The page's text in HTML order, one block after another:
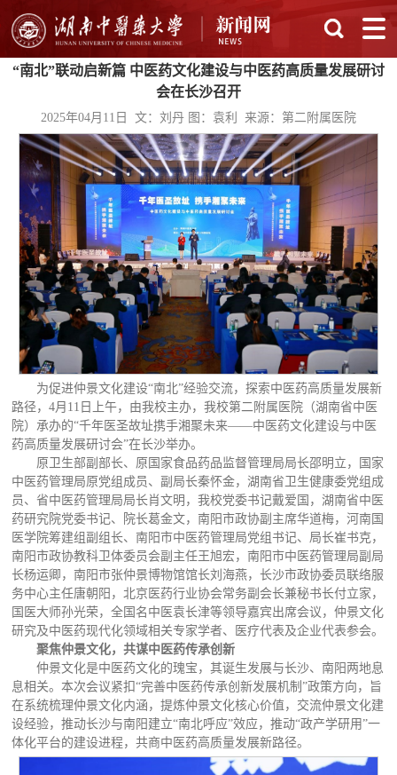
“南北”联动启新篇 中医药文化建设与中医药高质量发展研讨
会在长沙召开
2025年04月11日 文：刘丹 图：袁利 来源：第二附属医院
为促进仲景文化建设“南北”经验交流，探索中医药高质量发展新
路径，4月11日上午，由我校主办，我校第二附属医院（湖南省中医
院）承办的“千年医圣故址携手湘聚未来——中医药文化建设与中医
药高质量发展研讨会”在长沙举办。
原卫生部副部长、原国家食品药品监督管理局局长邵明立，国家
中医药管理局原党组成员、副局长秦怀金，湖南省卫生健康委党组成
员、省中医药管理局局长肖文明，我校党委书记戴爱国，湖南省中医
药研究院党委书记、院长葛金文，南阳市政协副主席华道梅，河南国
医学院筹建组副组长、南阳市中医药管理局党组书记、局长崔书克，
南阳市政协教科卫体委员会副主任王旭宏，南阳市中医药管理局副局
长杨运卿，南阳市张仲景博物馆馆长刘海燕，长沙市政协委员联络服
务中心主任唐朝阳，北京医药行业协会常务副会长兼秘书长付立家，
国医大师孙光荣，全国名中医袁长津等领导嘉宾出席会议，仲景文化
研究及中医药现代化领域相关专家学者、医疗代表及企业代表参会。
聚焦仲景文化，共谋中医药传承创新
仲景文化是中医药文化的瑰宝，其诞生发展与长沙、南阳两地息
息相关。本次会议紧扣“完善中医药传承创新发展机制”政策方向，旨
在系统梳理仲景文化内涵，提炼仲景文化核心价值，交流仲景文化建
设经验，推动长沙与南阳建立“南北呼应”效应，推动“政产学研用”一
体化平台的建设进程，共商中医药高质量发展新路径。